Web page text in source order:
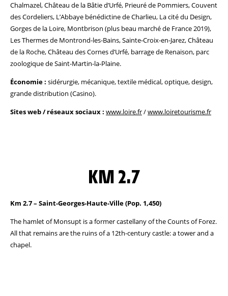
Chalmazel, Château de la Bâtie d’Urfé, Prieuré de Pommiers, Couvent
des Cordeliers, L’Abbaye bénédictine de Charlieu, La cité du Design,
Gorges de la Loire, Montbrison (plus beau marché de France 2019),
Les Thermes de Montrond-les-Bains, Sainte-Croix-en-Jarez, Château
de la Roche, Château des Cornes d’Urfé, barrage de Renaison, parc
zoologique de Saint-Martin-la-Plaine.
Économie : sidérurgie, mécanique, textile médical, optique, design,
grande distribution (Casino).
Sites web / réseaux sociaux : www.loire.fr/www.loiretourisme.fr
KM 2.7
Km 2.7 – Saint-Georges-Haute-Ville (Pop. 1,450)
The hamlet of Monsupt is a former castellany of the Counts of Forez.
All that remains are the ruins of a 12th-century castle: a tower and a
chapel.